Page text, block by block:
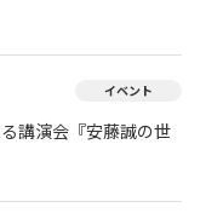
イベント
講演会『安藤誠の世